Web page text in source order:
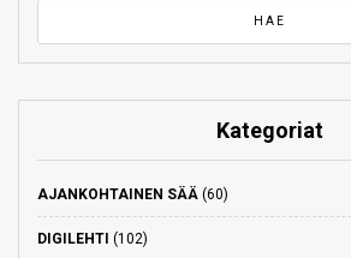
Kategoriat
AJANKOHTAINEN SÄÄ (60)
DIGILEHTI (102)